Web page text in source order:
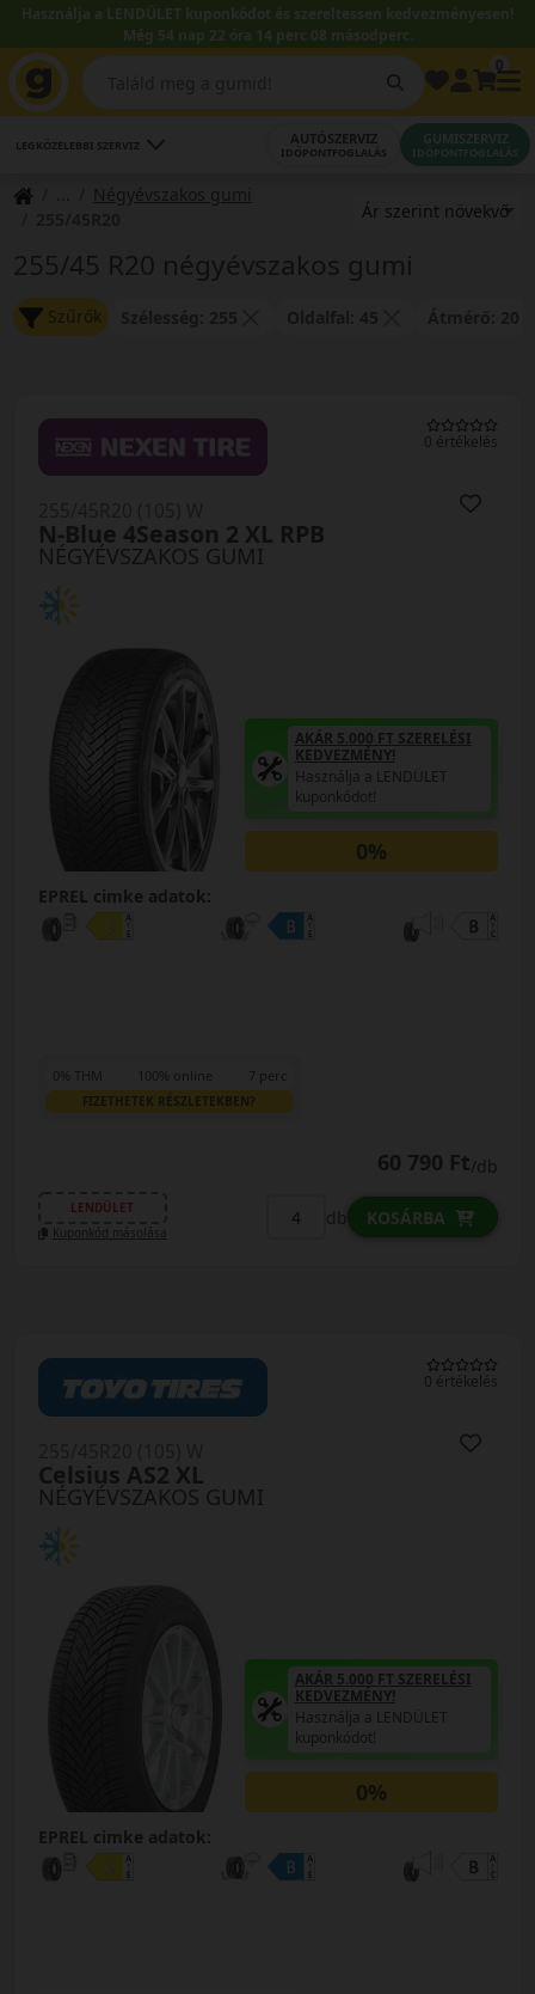
Használja a LENDÜLET kuponkódot és szereltessen kedvezményesen!
Még 54 nap 22 óra 14 perc 07 másodperc.
LEGKÖZELEBBI SZERVIZ AUTÓSZERVIZ
IDŐPONTFOGLALÁS
GUMISZERVIZ
IDŐPONTFOGLALÁS
Négyévszakos gumi
255/45 R20 négyévszakos gumi
Szűrők
0 értékelés
NÉGYÉVSZAKOS GUMI
N-Blue 4Season 2 XL RPB
AKÁR 5.000 FT SZERELÉSI
KEDVEZMÉNY!
Használja a LENDÜLET
kuponkódot!
0%
EPREL cimke adatok:
0% THM 100% online 7 perc
FIZETHETEK RÉSZLETEKBEN?
60 790 Ft/db
LENDÜLET
Kuponkód másolása
db KOSÁRBA
0 értékelés
NÉGYÉVSZAKOS GUMI
Celsius AS2 XL
AKÁR 5.000 FT SZERELÉSI
KEDVEZMÉNY!
Használja a LENDÜLET
kuponkódot!
0%
EPREL cimke adatok: